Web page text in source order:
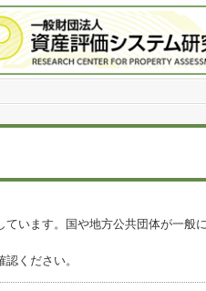
ています。国や地方公共団体が一般
ください。